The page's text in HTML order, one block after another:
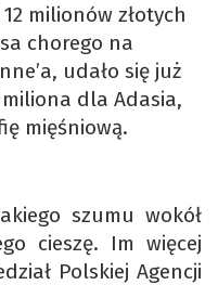
milionów złotych
chorego na
udało się już
dla Adasia,
mięśniową.
szumu wokół
cieszę. Im więcej
Polskiej Agencji